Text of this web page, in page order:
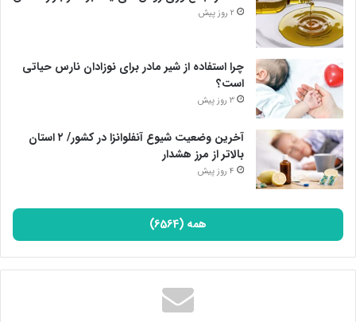
2 روز پیش
چرا استفاده از شیر مادر برای نوزادان نارس حیاتی
است؟
3 روز پیش
آخرین وضعیت شیوع آنفلوانزا در کشور/ ۲ استان
بالاتر از مرز هشدار
4 روز پیش
همه (6564)